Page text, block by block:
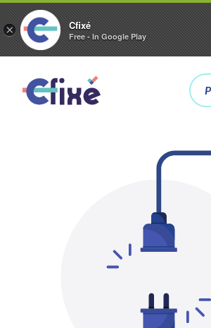
× Cfixé
Free - In Google Play